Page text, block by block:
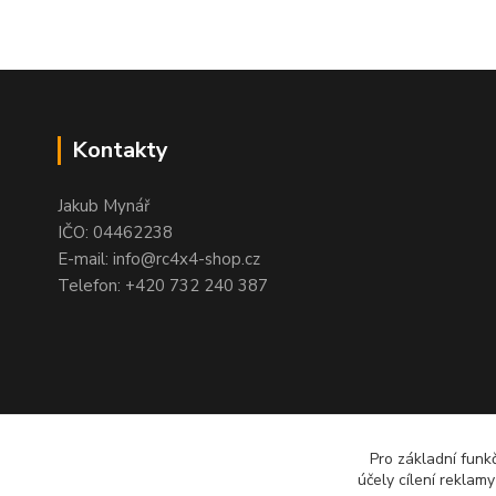
Kontakty
Jakub Mynář
IČO: 04462238
E-mail: info@rc4x4-shop.cz
Telefon: +420 732 240 387
Pro základní
účely cílení